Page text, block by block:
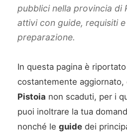
pubblici nella provincia di
attivi con guide, requisiti
preparazione.
In questa pagina è riportato
costantemente aggiornato,
Pistoia non scaduti, per i
puoi inoltrare la tua
nonché le guide dei